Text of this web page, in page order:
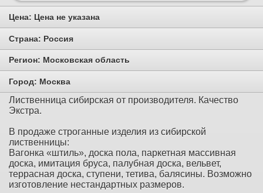
Цена: Цена не указана
Страна: Россия
Регион: Московская область
Город: Москва
Лиственница сибирская от производителя. Качество
Экстра.
В продаже строганные изделия из сибирской
лиственницы:
Вагонка «штиль», доска пола, паркетная массивная
доска, имитация бруса, палубная доска, вельвет,
террасная доска, ступени, тетива, балясины. Возможно
изготовление нестандартных размеров.